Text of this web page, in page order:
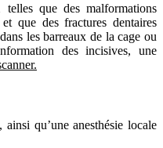
telles que des malformations
que des fractures dentaires
les barreaux de la cage ou
des incisives, une
ainsi qu’une anesthésie locale